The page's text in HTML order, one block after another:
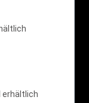
erhältlich